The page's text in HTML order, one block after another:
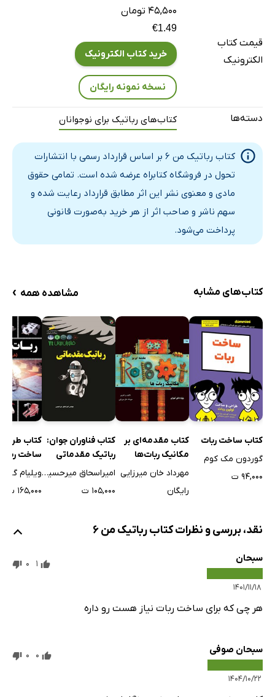
قیمت کتاب
الکترونیک
۴۵,۵۰۰ تومان
€1.49
خرید کتاب الکترونیک
نسخه نمونه رایگان
دسته‌ها کتاب‌های رباتیک برای نوجوانان
کتاب رباتیک من 6 بر اساس قرارداد رسمی با انتشارات
تحول در فروشگاه کتابراه عرضه شده است. تمامی حقوق
مادی و معنوی نشر این اثر مطابق قرارداد رعایت شده و
سهم ناشر و صاحب اثر از هر خرید به‌صورت قانونی
پرداخت می‌شود.
کتاب‌های مشابه مشاهده همه ›
کتاب ساخت ربات
گوردون مک کوم
۹۴,۰۰۰ ت
کتاب مقدمه‌ای بر
مکانیک ربات‌ها
مهرداد خان میرزایی
رایگان
کتاب فناوران جوان:
رباتیک مقدماتی
امیراسحاق میرحسینی
۱۰۵,۰۰۰ ت
کتاب
ساخت
ویلیام
۱۶۵,۰۰۰ ت
نقد، بررسی و نظرات کتاب رباتیک من 6
سبحان
۱۴۰۱/۱۱/۱۸
1
0
هر چی که برای ساخت ربات نیاز هست رو داره
سبحان صوفی
۱۴۰۴/۱۰/۲۲
0
0